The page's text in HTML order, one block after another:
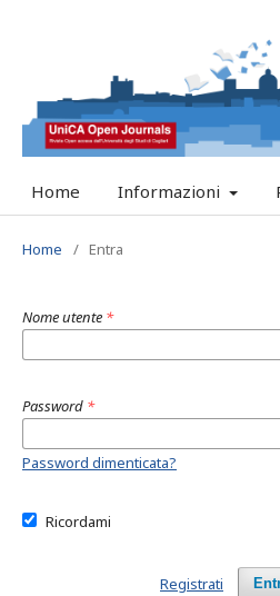
Home Informazioni
Home / Entra
Nome utente *
Password *
Password dimenticata?
Ricordami
Registrati